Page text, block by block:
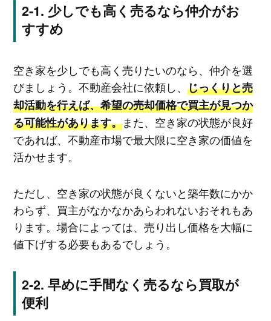
少しでも高く売るなら仲介がお
すすめ
空き家を少しでも高く売りたいのなら、仲介を選
びましょう。不動産会社に依頼し、 じっくりと売
却活動を行えば、希望の売却価格で買主が見つか
る可能性があります。また、空き家の状態が良好
であれば、不動産市場で最大限に空き家の価値を
活かせます。
ただし、空き家の状態が良くないと築年数にかか
わらず、買主がなかなかあらわれないおそれもあ
ります。場合によっては、売り出し価格を大幅に
値下げする必要もあるでしょう。
早めに手間なく売るなら買取が
便利